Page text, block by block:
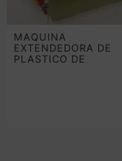
MAQUINA
EXTENDEDORA DE
PLASTICO DE